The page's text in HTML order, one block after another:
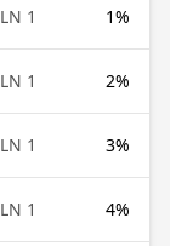
1%
1 PLN
2%
1 PLN
3%
1 PLN
4%
1 PLN